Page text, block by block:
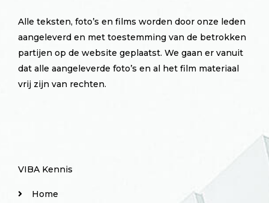
Alle teksten, foto’s en films worden door onze leden
aangeleverd en met toestemming van de betrokken
partijen op de website geplaatst. We gaan er vanuit
dat alle aangeleverde foto’s en al het film materiaal
vrij zijn van rechten.
VIBA Kennis
Home